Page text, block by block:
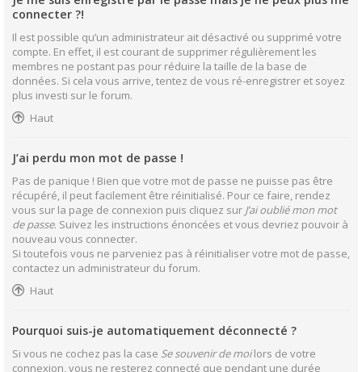
connecter ?!
Il est possible qu’un administrateur ait désactivé ou supprimé votre
compte. En effet, il est courant de supprimer régulièrement les
membres ne postant pas pour réduire la taille de la base de
données. Si cela vous arrive, tentez de vous ré-enregistrer et soyez
plus investi sur le forum.
Haut
J’ai perdu mon mot de passe !
Pas de panique ! Bien que votre mot de passe ne puisse pas être
récupéré, il peut facilement être réinitialisé. Pour ce faire, rendez
vous sur la page de connexion puis cliquez sur J’ai oublié mon mot
de passe. Suivez les instructions énoncées et vous devriez pouvoir à
nouveau vous connecter.
Si toutefois vous ne parveniez pas à réinitialiser votre mot de passe,
contactez un administrateur du forum.
Haut
Pourquoi suis-je automatiquement déconnecté ?
Si vous ne cochez pas la case Se souvenir de moilors de votre
connexion, vous ne resterez connecté que pendant une durée